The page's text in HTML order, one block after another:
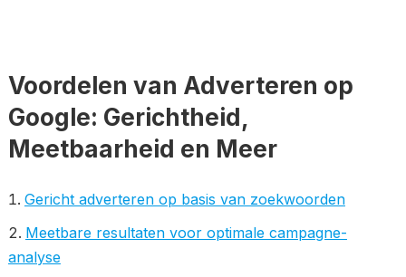
Voordelen van Adverteren op
Google: Gerichtheid,
Meetbaarheid en Meer
Gericht adverteren op basis van zoekwoorden
Meetbare resultaten voor optimale campagne-
analyse